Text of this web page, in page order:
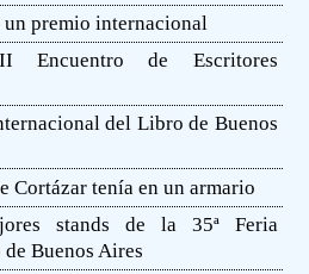
premio internacional
Encuentro de Escritores
del Libro de Buenos
Cortázar tenía en un armario
stands de la 35ª Feria
Buenos Aires